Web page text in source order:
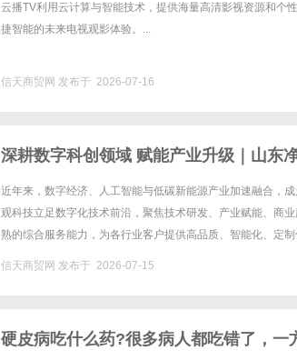
云播TV利用云计算与智能技术，提供海量高清影视资源和个
捷智能的未来电视观影体验。...
信天商贸网 发布于 2026-07-16
深耕数字科创领域 赋能产业升级｜山东
行业发展
近年来，数字经济、人工智能与低碳新能源产业加速融合，
观科技立足数字化技术前沿，聚焦技术研发、产业赋能、商
熟的综合服务能力，为各行业客户提供高品质、智能化、定
信天商贸网 发布于 2026-07-15
硬皮病吃什么药?很多病人都吃错了，一